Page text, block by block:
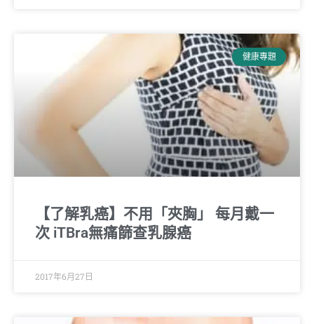
健康專題
【了解乳癌】不用「夾胸」 每月戴一
次 iTBra無痛篩查乳腺癌
2017年6月27日